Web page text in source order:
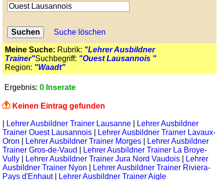
Suche löschen
Meine Suche: Rubrik: "Lehrer Ausbildner
Trainer"Suchbegriff: "Ouest Lausannois "
Region: "Waadt"
Ergebnis: 0 Inserate
Keinen Eintrag gefunden
Lehrer Ausbildner Trainer Lausanne
Lehrer Ausbildner
Trainer Ouest Lausannois
Lehrer Ausbildner Trainer Lavaux-
Oron
Lehrer Ausbildner Trainer Morges
Lehrer Ausbildner
Trainer Gros-de-Vaud
Lehrer Ausbildner Trainer La Broye-
Vully
Lehrer Ausbildner Trainer Jura Nord Vaudois
Lehrer
Ausbildner Trainer Nyon
Lehrer Ausbildner Trainer Riviera-
Pays d'Enhaut| Lehrer Ausbildner Trainer Aigle